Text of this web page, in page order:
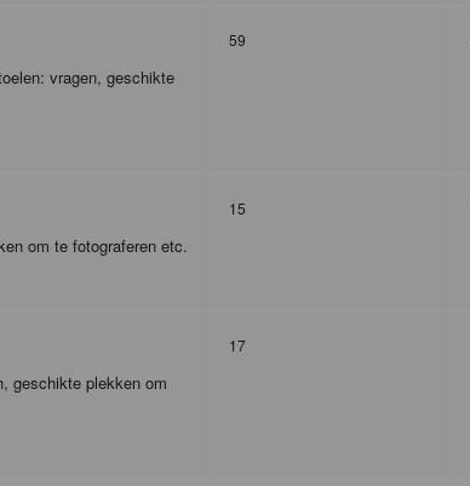
vragen, geschikte
59
om te fotograferen etc.
15
geschikte plekken om
17